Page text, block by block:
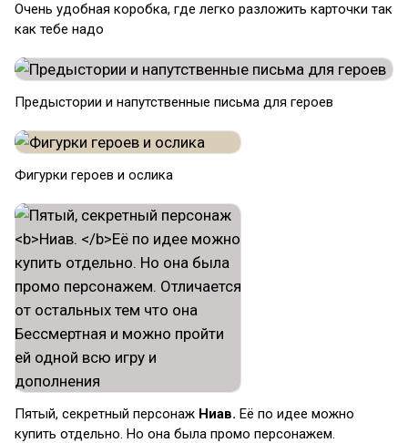
Очень удобная коробка, где легко разложить карточки так
как тебе надо
Предыстории и напутственные письма для героев
Фигурки героев и ослика
Пятый, секретный персонаж Ниав. Её по идее можно
купить отдельно. Но она была промо персонажем.